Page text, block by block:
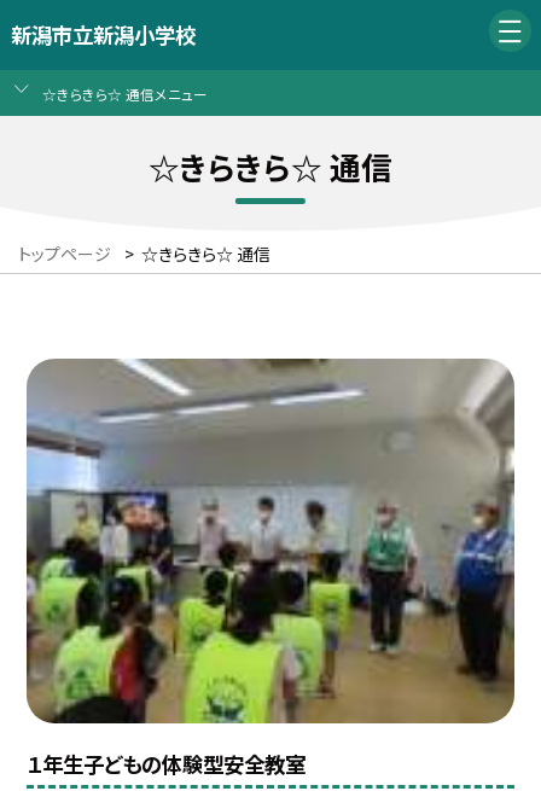
新潟市立新潟小学校
☆きらきら☆ 通信メニュー
☆きらきら☆ 通信
トップページ > ☆きらきら☆ 通信
１年生子どもの体験型安全教室